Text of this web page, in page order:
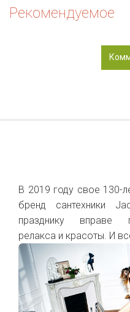
Рекомендуемое
В 2019 году свое 130-
бренд сантехники
празднику вправе
релакса и красоты. И